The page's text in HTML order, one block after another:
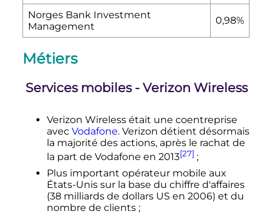
Norges Bank Investment
Management
0,98%
Métiers
Services mobiles - Verizon Wireless
Verizon Wireless était une coentreprise
avec Vodafone. Verizon détient désormais
la majorité des actions, après le rachat de
la part de Vodafone en 2013[27] ;
Plus important opérateur mobile aux
États-Unis sur la base du chiffre d'affaires
(38 milliards de dollars US en 2006) et du
nombre de clients ;